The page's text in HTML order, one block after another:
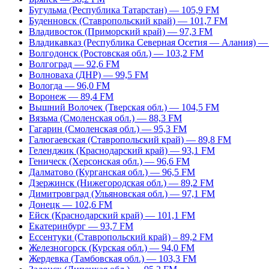
Бугульма (Республика Татарстан) — 105,9 FM
Буденновск (Ставропольский край) — 101,7 FM
Владивосток (Приморский край) — 97,3 FM
Владикавказ (Республика Северная Осетия — Алания)
Волгодонск (Ростовская обл.) — 103,2 FM
Волгоград — 92,6 FM
Волноваха (ДНР) — 99,5 FM
Вологда — 96,0 FM
Воронеж — 89,4 FM
Вышний Волочек (Тверская обл.) — 104,5 FM
Вязьма (Смоленская обл.) — 88,3 FM
Гагарин (Смоленская обл.) — 95,3 FM
Галюгаевская (Ставропольский край) — 89,8 FM
Геленджик (Краснодарский край) — 93,1 FM
Геническ (Херсонская обл.) — 96,6 FM
Далматово (Курганская обл.) — 96,5 FM
Дзержинск (Нижегородская обл.) — 89,2 FM
Димитровград (Ульяновская обл.) — 97,1 FM
Донецк — 102,6 FM
Ейск (Краснодарский край) — 101,1 FM
Екатеринбург — 93,7 FM
Ессентуки (Ставропольский край) – 89,2 FM
Железногорск (Курская обл.) — 94,0 FM
Жердевка (Тамбовская обл.) — 103,3 FM